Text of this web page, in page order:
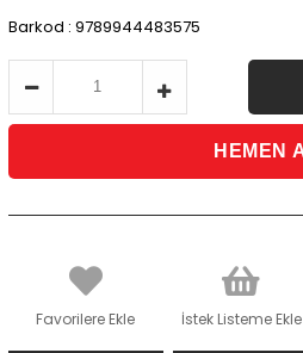
Barkod : 9789944483575
Favorilere Ekle İstek Listeme Ekle